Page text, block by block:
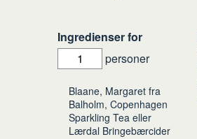
Ingredienser for
personer
Ingredienser
Blaane, Margaret fra
Balholm, Copenhagen
Sparkling Tea eller
Lærdal Bringebærcider